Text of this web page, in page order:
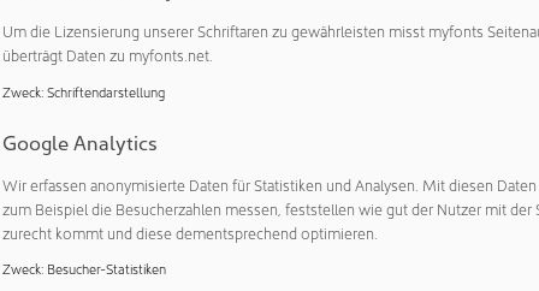
das EchoLUTION Tissue RNA Kit die Arbeitsabläufe von
der Molekularbiologie arbeiten, erheblich vereinfachen
ohne dass Phenol/Chloroform benötigt wird."
RNA Kit bietet zahlreiche Vorteile gegenüber
und Vielseitigkeit. Das Kit ist für eine Vielzahl von
geeignet. Das Produkt reduziert die benötigte Zeit
Einschritt-Aufreinigung in Kombination mit einer
Extraktion von 96 Proben innerhalb von 35 Minuten.
von Verunreinigungen und Inhibitoren ist und zuverlässige
Um die Lizensierung unserer Schriftaren zu gewährleisten misst myfonts
überträgt Daten zu myfonts.net.
Zweck: Schriftendarstellung
Google Analytics
Wir erfassen anonymisierte Daten für Statistiken und Analysen. Mit diesen
zum Beispiel die Besucherzahlen messen, feststellen wie gut der Nutzer mit der
zurecht kommt und diese dementsprechend optimieren.
Zweck: Besucher-Statistiken